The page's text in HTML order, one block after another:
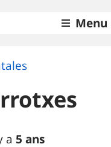
Menu
a 5 ans